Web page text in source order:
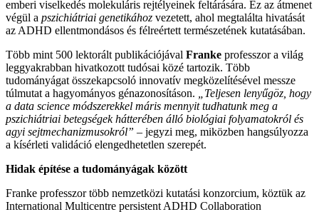
emberi viselkedés molekuláris rejtélyeinek feltárására. Ez az átmenet
végül a pszichiátriai genetikához vezetett, ahol megtalálta hivatását
az ADHD ellentmondásos és félreértett természetének kutatásában.
Több mint 500 lektorált publikációjával Franke professzor a világ
leggyakrabban hivatkozott tudósai közé tartozik. Több
tudományágat összekapcsoló innovatív megközelítésével messze
túlmutat a hagyományos génazonosításon.
„Teljesen lenyűgöz, hogy
a data science módszerekkel máris mennyit tudhatunk meg a
pszichiátriai betegségek hátterében álló biológiai folyamatokról és
agyi sejtmechanizmusokról” – jegyzi meg, miközben hangsúlyozza
a kísérleti validáció elengedhetetlen szerepét.
Hidak építése a tudományágak között
Franke professzor több nemzetközi kutatási konzorcium, köztük az
International Multicentre persistent ADHD Collaboration